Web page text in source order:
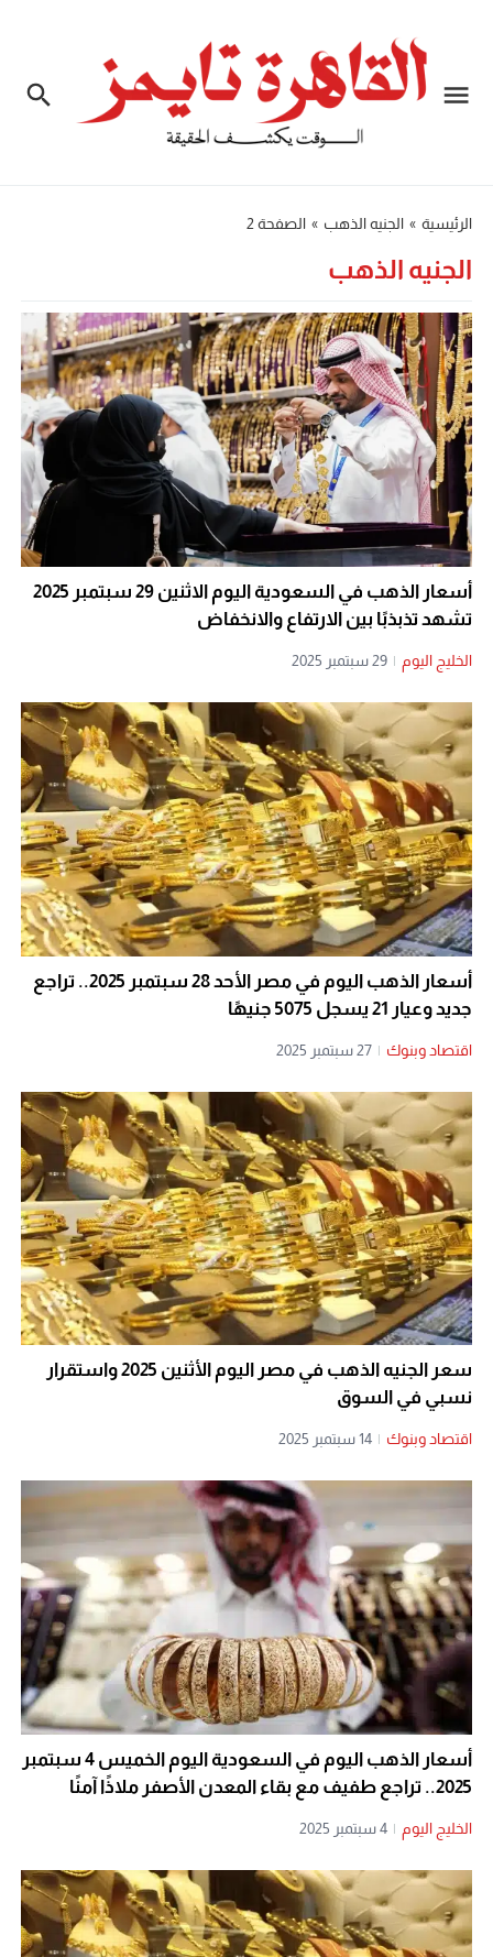
الرئيسية » الجنيه الذهب » الصفحة 2
الجنيه الذهب
أسعار الذهب في السعودية اليوم الاثنين 29 سبتمبر 2025
تشهد تذبذبًا بين الارتفاع والانخفاض
الخليج اليوم | 29 سبتمبر 2025
أسعار الذهب اليوم في مصر الأحد 28 سبتمبر 2025.. تراجع
جديد وعيار 21 يسجل 5075 جنيهًا
اقتصاد وبنوك | 27 سبتمبر 2025
سعر الجنيه الذهب في مصر اليوم الأثنين 2025 واستقرار
نسبي في السوق
اقتصاد وبنوك | 14 سبتمبر 2025
أسعار الذهب اليوم في السعودية اليوم الخميس 4 سبتمبر
2025.. تراجع طفيف مع بقاء المعدن الأصفر ملاذًا آمنًا
الخليج اليوم | 4 سبتمبر 2025